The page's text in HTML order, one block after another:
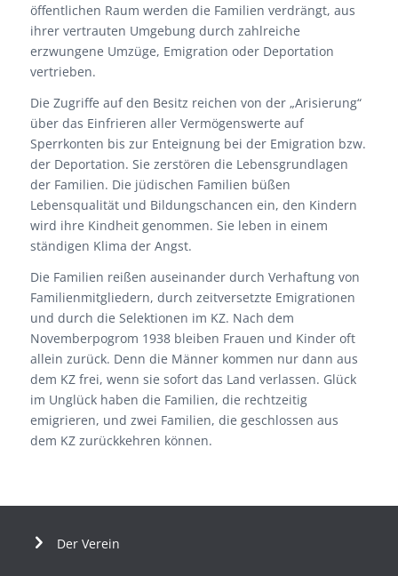
öffentlichen Raum werden die Familien verdrängt, aus
ihrer vertrauten Umgebung durch zahlreiche
erzwungene Umzüge, Emigration oder Deportation
vertrieben.
Die Zugriffe auf den Besitz reichen von der „Arisierung“
über das Einfrieren aller Vermögenswerte auf
Sperrkonten bis zur Enteignung bei der Emigration bzw.
der Deportation. Sie zerstören die Lebensgrundlagen
der Familien. Die jüdischen Familien büßen
Lebensqualität und Bildungschancen ein, den Kindern
wird ihre Kindheit genommen. Sie leben in einem
ständigen Klima der Angst.
Die Familien reißen auseinander durch Verhaftung von
Familienmitgliedern, durch zeitversetzte Emigrationen
und durch die Selektionen im KZ. Nach dem
Novemberpogrom 1938 bleiben Frauen und Kinder oft
allein zurück. Denn die Männer kommen nur dann aus
dem KZ frei, wenn sie sofort das Land verlassen. Glück
im Unglück haben die Familien, die rechtzeitig
emigrieren, und zwei Familien, die geschlossen aus
dem KZ zurückkehren können.
Der Verein